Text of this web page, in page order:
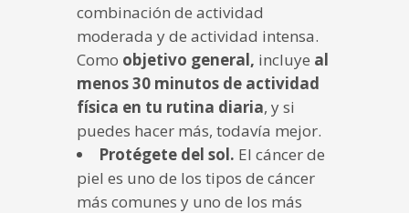
combinación de actividad
moderada y de actividad intensa.
Como objetivo general, incluye al
menos 30 minutos de actividad
física en tu rutina diaria, y si
puedes hacer más, todavía mejor.
Protégete del sol. El cáncer de
piel es uno de los tipos de cáncer
más comunes y uno de los más